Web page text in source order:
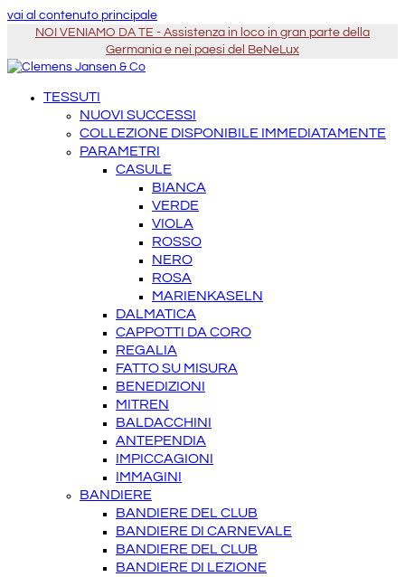
vai al contenuto principale
NOI VENIAMO DA TE - Assistenza in loco in gran parte della
Germania e nei paesi del BeNeLux
TESSUTI
NUOVI SUCCESSI
COLLEZIONE DISPONIBILE IMMEDIATAMENTE
PARAMETRI
CASULE
BIANCA
VERDE
VIOLA
ROSSO
NERO
ROSA
MARIENKASELN
DALMATICA
CAPPOTTI DA CORO
REGALIA
FATTO SU MISURA
BENEDIZIONI
MITREN
BALDACCHINI
ANTEPENDIA
IMPICCAGIONI
IMMAGINI
BANDIERE
BANDIERE DEL CLUB
BANDIERE DI CARNEVALE
BANDIERE DEL CLUB
BANDIERE DI LEZIONE